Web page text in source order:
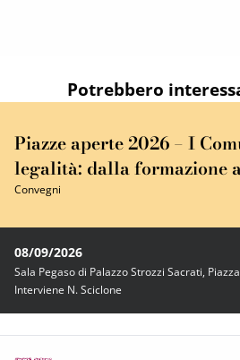
Potrebbero
Piazze aperte 2026 – I
legalità: dalla formazione
Convegni
08/09/2026
Sala Pegaso di Palazzo Strozzi Sacrati,
Interviene N. Sciclone